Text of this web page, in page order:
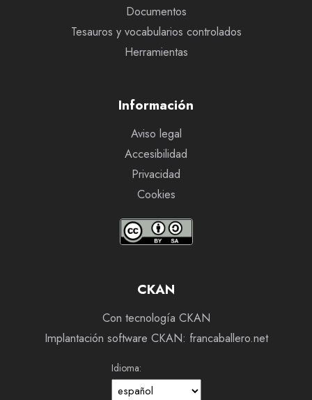
Documentos
Tesauros y vocabularios controlados
Herramientas
Información
Aviso legal
Accesibilidad
Privacidad
Cookies
CKAN
Con tecnología CKAN
Implantación software CKAN: francaballero.net
Idioma